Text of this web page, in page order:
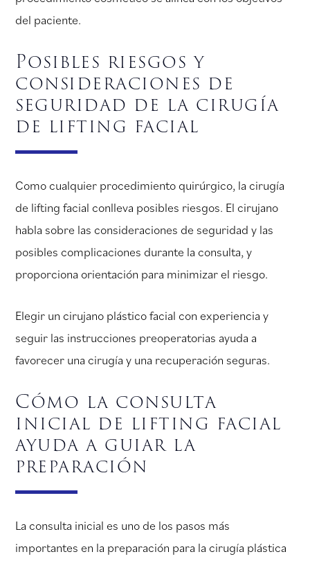
del paciente.
Posibles riesgos y
consideraciones de
seguridad de la cirugía
de lifting facial
Como cualquier procedimiento quirúrgico, la cirugía
de lifting facial conlleva posibles riesgos. El cirujano
habla sobre las consideraciones de seguridad y las
posibles complicaciones durante la consulta, y
proporciona orientación para minimizar el riesgo.
Elegir un cirujano plástico facial con experiencia y
seguir las instrucciones preoperatorias ayuda a
favorecer una cirugía y una recuperación seguras.
Cómo la consulta
inicial de lifting facial
ayuda a guiar la
preparación
La consulta inicial es uno de los pasos más
importantes en la preparación para la cirugía plástica